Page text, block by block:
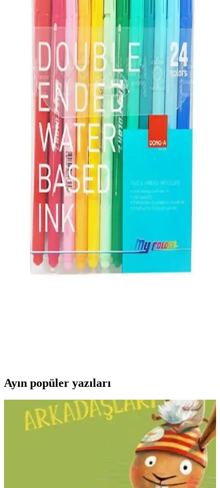
Faber Castell'in yüksek kapasiteli 120'li tüp kalem uç seti,
ergonomik tasarımı ve 0.7 mm uç kalınlığıyla profesyonel ve amatör
kullanıcıların ihtiyaçlarına uygun, dayanıklı ve kullanışlı bir seçim
Serve Deep Kalem Karşılaştırması: Palmiye Desenli
Mekanik ve Metalik Rose Modelleri
Serve Deep'in iki popüler kalem modeli olan palmiye desenli
mekanik kalem ve metalik rose kaleminin özellikleri, kullanıcı
yorumları ve kullanım avantajları detaylı şekilde inceleniyor.
Sakashi Isı ve Buhar ile Uçan Çizgi Kalemi Yedek
Uç 20 Adet Ürün İncelemesi ve Kullanım Rehberi
Sakashi'nin 20 adet yedek uçlu ısı ve buhar ile uçan çizgi kalemi,
kumaş üzerinde geçici işaretleme sağlar, renk seçenekleri ve kolay
kullanım avantajlarıyla tasarım ve tamiratlarda tercih edilir.
2025'te Stabilo BOSS 70/46 Siyah Fosforlu Kalem
ile Yaratıcılığınızı Zirveye Taş
2025'in en dayanıklı ve canlı siyah fosforlu kalemi Stabilo BOSS
70/46 ile tanışın. Hemen keşfedin ve farkı yaşayın!
2025'te Yazma Keyfinizi Zirveye Taşıyacak Rotring
Tikky Versatil 0,7 mm
Ayın popüler yazıları